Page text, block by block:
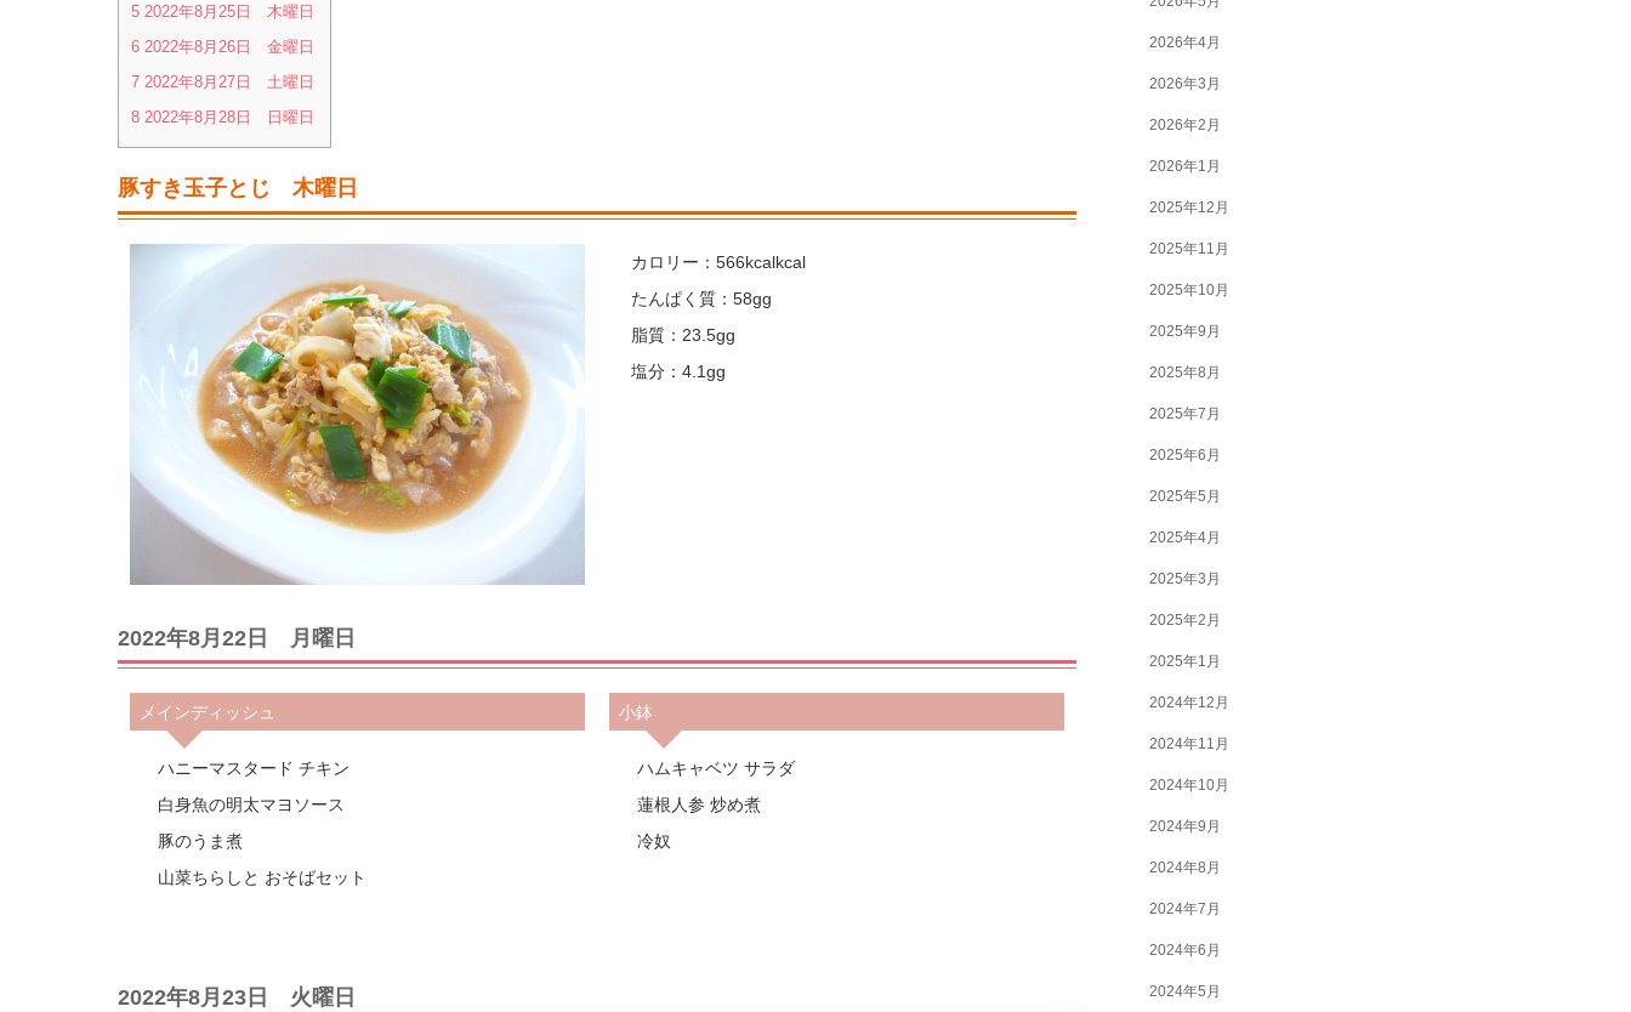
5 2022年8月25日 木曜日
6 2022年8月26日 金曜日
7 2022年8月27日 土曜日
8 2022年8月28日 日曜日
豚すき玉子とじ 木曜日
カロリー：566kcalkcal
たんぱく質：58gg
脂質：23.5gg
塩分：4.1gg
2022年8月22日 月曜日
メインディッシュ
ハニーマスタード チキン
白身魚の明太マヨソース
豚のうま煮
山菜ちらしと おそばセット
小鉢
ハムキャベツ サラダ
蓮根人参 炒め煮
冷奴
2022年8月23日 火曜日
2026年4月
2026年3月
2026年2月
2026年1月
2025年12月
2025年11月
2025年10月
2025年9月
2025年8月
2025年7月
2025年6月
2025年5月
2025年4月
2025年3月
2025年2月
2025年1月
2024年12月
2024年11月
2024年10月
2024年9月
2024年8月
2024年7月
2024年6月
2024年5月